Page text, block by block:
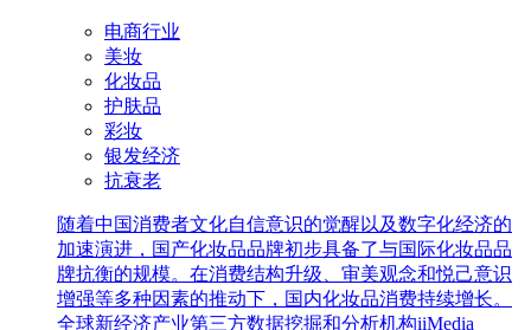
电商行业
美妆
化妆品
护肤品
彩妆
银发经济
抗衰老
随着中国消费者文化自信意识的觉醒以及数字化经济的
加速演进，国产化妆品品牌初步具备了与国际化妆品品
牌抗衡的规模。在消费结构升级、审美观念和悦己意识
增强等多种因素的推动下，国内化妆品消费持续增长。
全球新经济产业第三方数据挖掘和分析机构iiMedia